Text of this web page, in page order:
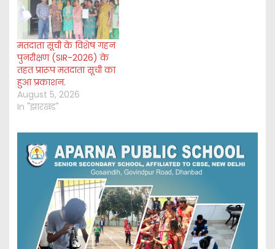
मतदाता सूची के विशेष गहन
पुनरीक्षण (SIR-2026) के
तहत प्रारूप मतदाता सूची का
हुआ प्रकाशन.
August 5, 2026
In "झारखंड"